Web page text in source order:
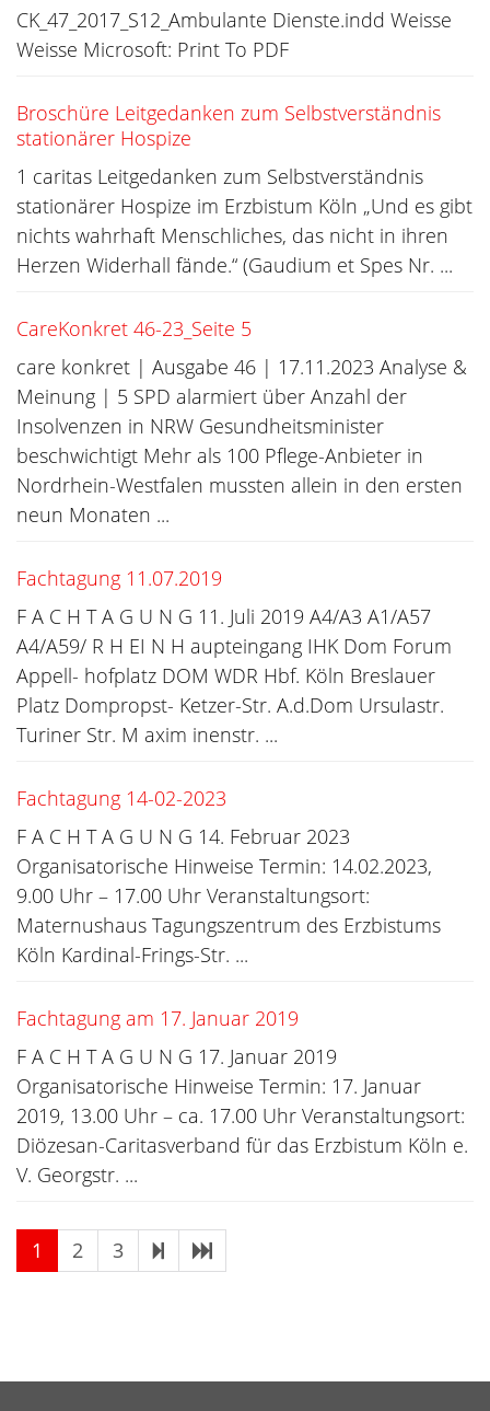
CK_47_2017_S12_Ambulante Dienste.indd Weisse
Weisse Microsoft: Print To PDF
Broschüre Leitgedanken zum Selbstverständnis
stationärer Hospize
1 caritas Leitgedanken zum Selbstverständnis
stationärer Hospize im Erzbistum Köln „Und es gibt
nichts wahrhaft Menschliches, das nicht in ihren
Herzen Widerhall fände.“ (Gaudium et Spes Nr. ...
CareKonkret 46-23_Seite 5
care konkret | Ausgabe 46 | 17.11.2023 Analyse &
Meinung | 5 SPD alarmiert über Anzahl der
Insolvenzen in NRW Gesundheitsminister
beschwichtigt Mehr als 100 Pflege-Anbieter in
Nordrhein-Westfalen mussten allein in den ersten
neun Monaten ...
Fachtagung 11.07.2019
F A C H T A G U N G 11. Juli 2019 A4/A3 A1/A57
A4/A59/ R H EI N H aupteingang IHK Dom Forum
Appell- hofplatz DOM WDR Hbf. Köln Breslauer
Platz Dompropst- Ketzer-Str. A.d.Dom Ursulastr.
Turiner Str. M axim inenstr. ...
Fachtagung 14-02-2023
F A C H T A G U N G 14. Februar 2023
Organisatorische Hinweise Termin: 14.02.2023,
9.00 Uhr – 17.00 Uhr Veranstaltungsort:
Maternushaus Tagungszentrum des Erzbistums
Köln Kardinal-Frings-Str. ...
Fachtagung am 17. Januar 2019
F A C H T A G U N G 17. Januar 2019
Organisatorische Hinweise Termin: 17. Januar
2019, 13.00 Uhr – ca. 17.00 Uhr Veranstaltungsort:
Diözesan-Caritasverband für das Erzbistum Köln e.
V. Georgstr. ...
1 2 3